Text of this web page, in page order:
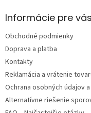
ä
e
Informácie pre vás
Obchodné podmienky
Doprava a platba
Kontakty
Reklamácia a vrátenie
Ochrana osobných údajov
Alternatívne riešenie